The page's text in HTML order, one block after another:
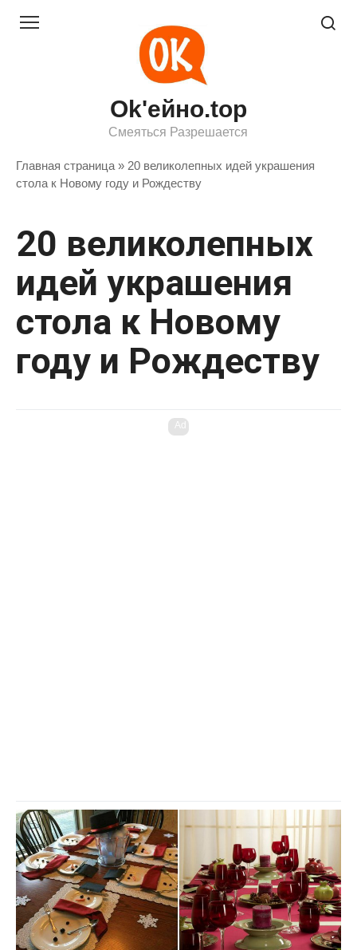
Ok'ейно.top
Смеяться Разрешается
Главная страница » 20 великолепных идей украшения
стола к Новому году и Рождеству
20 великолепных
идей украшения
стола к Новому
году и Рождеству
Ad